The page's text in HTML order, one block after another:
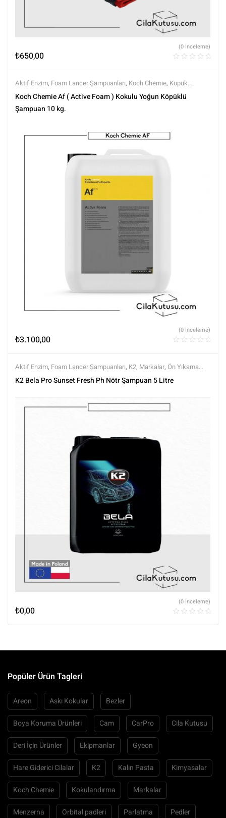
₺650,00
(0 İnceleme)
Aktif Enzim, Foam Lancer Şampuanları, Koch Chemie, Köpük
Örtüleri,Markalar, Şampuanlar,Tüm Ürünler ,Tüm Ürünler,Yıkama
Ürünleri
Koch Chemie Af ( Active Foam ) Kokulu Yoğun Köpüklü
Şampuan 10 kg.
₺3.100,00
(0 İnceleme)
Aktif Enzim, Foam Lancer Şampuanları, K2, Markalar, Ön Yıkama
Şampuanları,Ph nötr Şampuanlar,Prewashlar,Şampuanlar
K2 Bela Pro Sunset Fresh Ph Nötr Şampuan 5 Litre
₺0,00
(0 İnceleme)
Popüler Ürün Tagleri
Areon Askı Kokular Bezler
Boya Koruma Ürünleri Cam CarPro Cila Kutusu
Deri İçin Ürünler Ekipmanlar Gyeon
Hare Giderici Cilalar K2 Kalın Pasta Kimyasalar
Koch Chemie Kokulandırma Markalar
Menzerna Orbital padleri Parlatma Pedler